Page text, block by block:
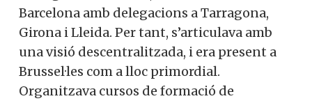
Barcelona amb delegacions a Tarragona,
Girona i Lleida. Per tant, s’articulava amb
una visió descentralitzada, i era present a
Brussel·les com a lloc primordial.
Organitzava cursos de formació de